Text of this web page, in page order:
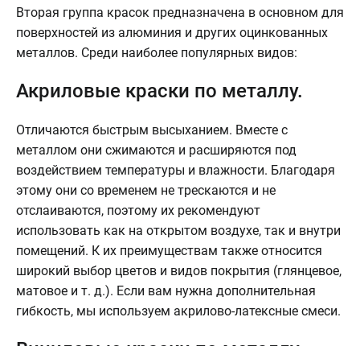
Вторая группа красок предназначена в основном для
поверхностей из алюминия и других оцинкованных
металлов. Среди наиболее популярных видов:
Акриловые краски по металлу.
Отличаются быстрым высыханием. Вместе с
металлом они сжимаются и расширяются под
воздействием температуры и влажности. Благодаря
этому они со временем не трескаются и не
отслаиваются, поэтому их рекомендуют
использовать как на открытом воздухе, так и внутри
помещений. К их преимуществам также относится
широкий выбор цветов и видов покрытия (глянцевое,
матовое и т. д.). Если вам нужна дополнительная
гибкость, мы используем акрилово-латексные смеси.